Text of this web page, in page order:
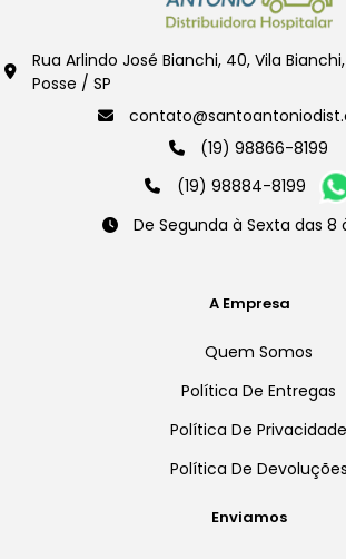
Rua Arlindo José Bianchi, 40, Vila
Posse / SP
(19) 98866-8199
(19) 98884-8199
De Segunda à Sexta das 8
A Empresa
Quem Somos
Política De Entregas
Política De Privacidade
Política De Devoluções
Enviamos